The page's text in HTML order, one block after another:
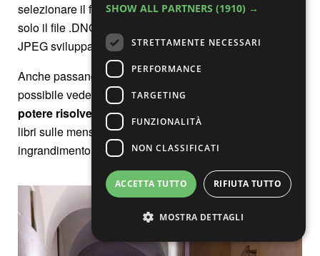
selezionare il formato RAW porta il telefono a salvare
solo il file .DNG non mettendo a disposizione anche il
JPEG sviluppato dal telefono.
Anche passando alla modalità ad alta risoluzione è
possibile vedere come questo modulo abbia
potere risolventedei concorrenti, risultando i titoli dei
libri sulle mensole meno leggibili a parità di
ingrandimento.
SHOW ALL PARTNERS (1910) →
STRETTAMENTE NECESSARI
PERFORMANCE
TARGETING
FUNZIONALITÀ
NON CLASSIFICATI
ACCETTA TUTTO RIFIUTA TUTTO
MOSTRA DETTAGLI